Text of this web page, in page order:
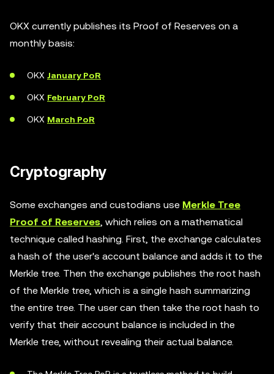
OKX currently publishes its Proof of Reserves on a
monthly basis:
OKX January PoR
OKX February PoR
OKX March PoR
Cryptography
Some exchanges and custodians use Merkle Tree
Proof of Reserves, which relies on a mathematical
technique called hashing. First, the exchange calculates
a hash of the user's account balance and adds it to the
Merkle tree. Then the exchange publishes the root hash
of the Merkle tree, which is a single hash summarizing
the entire tree. The user can then take the root hash to
verify that their account balance is included in the
Merkle tree, without revealing their actual balance.